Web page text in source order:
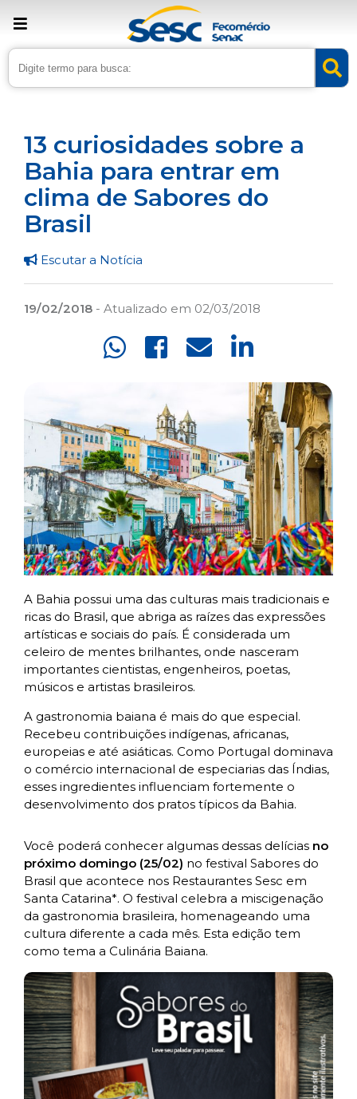
› Home › Noticias
13 curiosidades sobre a
Bahia para entrar em
clima de Sabores do
Brasil
Escutar a Notícia
19/02/2018 - Atualizado em 02/03/2018
A Bahia possui uma das culturas mais tradicionais e
ricas do Brasil, que abriga as raízes das expressões
artísticas e sociais do país. É considerada um
celeiro de mentes brilhantes, onde nasceram
importantes cientistas, engenheiros, poetas,
músicos e artistas brasileiros.
A gastronomia baiana é mais do que especial.
Recebeu contribuições indígenas, africanas,
europeias e até asiáticas. Como Portugal dominava
o comércio internacional de especiarias das Índias,
esses ingredientes influenciam fortemente o
desenvolvimento dos pratos típicos da Bahia.
Você poderá conhecer algumas dessas delícias no
próximo domingo (25/02) no festival Sabores do
Brasil que acontece nos Restaurantes Sesc em
Santa Catarina*. O festival celebra a miscigenação
da gastronomia brasileira, homenageando uma
cultura diferente a cada mês. Esta edição tem
como tema a Culinária Baiana.